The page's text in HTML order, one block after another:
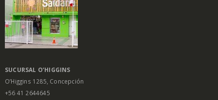
SUCURSAL O’HIGGINS
O’Higgins 1285, Concepción
+56 41 2644645